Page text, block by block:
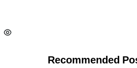
Recommended